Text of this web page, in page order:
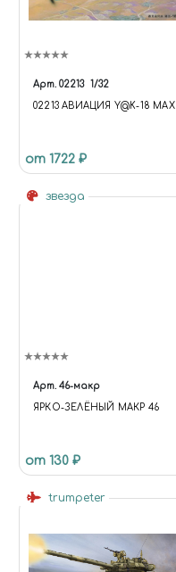
Арт. 02213 1/32
02213 АВИАЦИЯ Y@K-18 MAX
от 1722 ₽
звезда
Арт. 46-макр
ЯРКО-ЗЕЛЁНЫЙ МАКР 46
от 130 ₽
trumpeter